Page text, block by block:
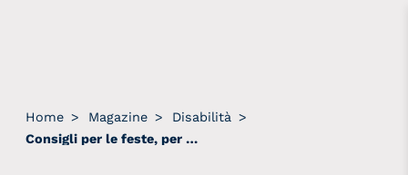
Home > Magazine > Disabilità >
Consigli per le feste, per chi ama pensare e giocare inclusivo